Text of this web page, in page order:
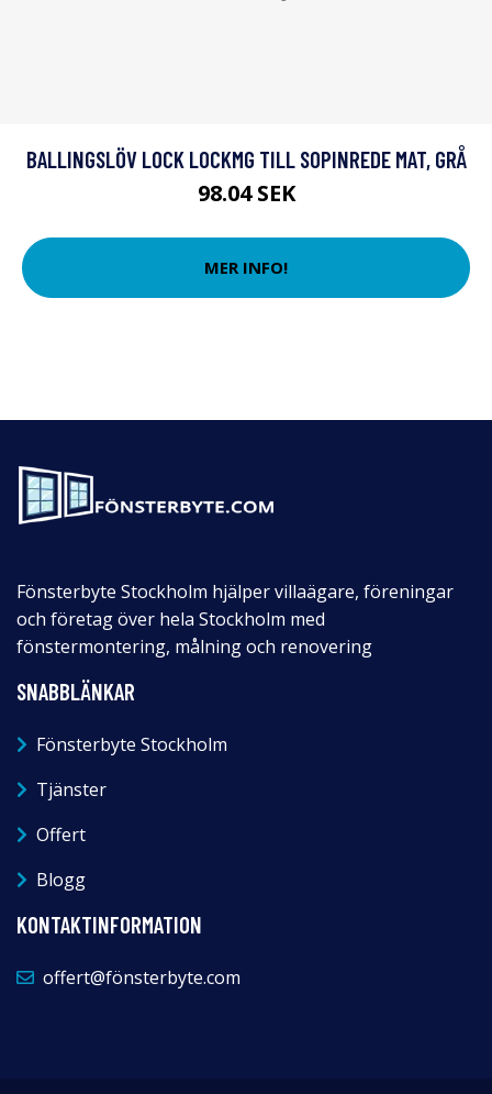
BALLINGSLÖV LOCK LOCKMG TILL SOPINREDE MAT, GRÅ
98.04 SEK
MER INFO!
Fönsterbyte Stockholm hjälper villaägare, föreningar
och företag över hela Stockholm med
fönstermontering, målning och renovering
SNABBLÄNKAR
Fönsterbyte Stockholm
Tjänster
Offert
Blogg
KONTAKTINFORMATION
offert@fönsterbyte.com